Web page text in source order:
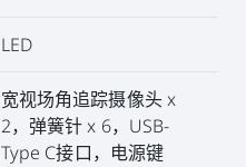
LED
宽视场角追踪摄像头 x
2，弹簧针 x 6，USB-
Type C接口，电源键